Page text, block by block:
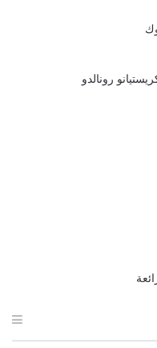
رونالدو